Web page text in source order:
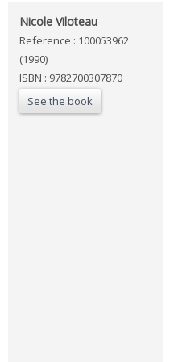
‎Nicole Viloteau‎
Reference : 100053962
(1990)
ISBN : 9782700307870
See the book